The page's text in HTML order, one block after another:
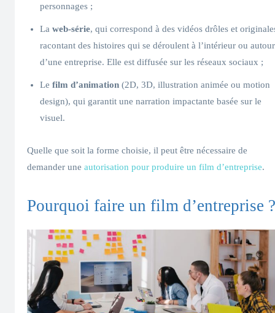
personnages ;
La web-série, qui correspond à des vidéos drôles et
racontant des histoires qui se déroulent à l’intérieur ou autour
d’une entreprise. Elle est diffusée sur les réseaux sociaux ;
Le film d’animation (2D, 3D, illustration animée ou motion
design), qui garantit une narration impactante basée sur le
visuel.
Quelle que soit la forme choisie, il peut être nécessaire de
demander une autorisation pour produire un film d’entreprise.
Pourquoi faire un film d’entreprise ?